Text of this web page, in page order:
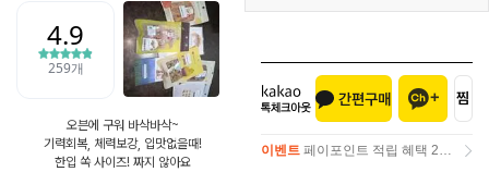
오븐에 구워 바삭바삭~
기력회복, 체력보강, 입맛없을때!
한입 쏙 사이즈! 짜지 않아요
이벤트 페이포인트 적립 혜택 2배 UP!